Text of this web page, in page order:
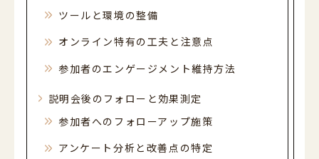
ツールと環境の整備
オンライン特有の工夫と注意点
参加者のエンゲージメント維持方法
説明会後のフォローと効果測定
参加者へのフォローアップ施策
アンケート分析と改善点の特定